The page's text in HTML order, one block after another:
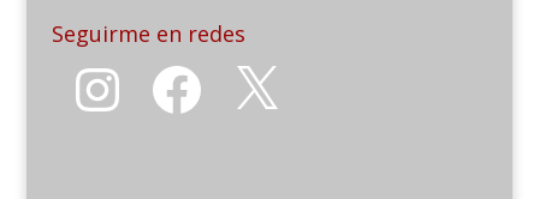
Seguirme en redes
Instagram Facebook